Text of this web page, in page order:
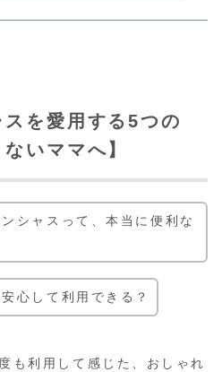
を愛用する5つの
いママへ】
シャスって、本当に便利な
心して利用できる？
も利用して感じた、おしゃれ